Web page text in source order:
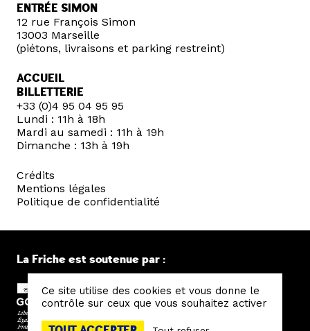
ENTRÉE SIMON
12 rue François Simon
13003 Marseille
(piétons, livraisons et parking restreint)
ACCUEIL
BILLETTERIE
+33 (0)4 95 04 95 95
Lundi : 11h à 18h
Mardi au samedi : 11h à 19h
Dimanche : 13h à 19h
Crédits
Mentions légales
Politique de confidentialité
La Friche est soutenue par :
Ce site utilise des cookies et vous donne le
contrôle sur ceux que vous souhaitez activer